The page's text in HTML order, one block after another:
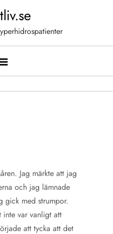
Jag märkte att jag
och jag lämnade
gick med strumpor.
inte var vanligt att
att tycka att det